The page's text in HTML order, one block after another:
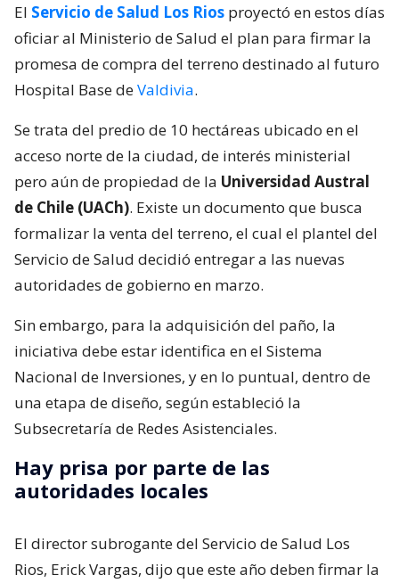
El Servicio de Salud Los Rios proyectó en estos días
oficiar al Ministerio de Salud el plan para firmar la
promesa de compra del terreno destinado al futuro
Hospital Base deValdivia.
Se trata del predio de 10 hectáreas ubicado en el
acceso norte de la ciudad, de interés ministerial
pero aún de propiedad de la Universidad Austral
de Chile (UACh). Existe un documento que busca
formalizar la venta del terreno, el cual el plantel del
Servicio de Salud decidió entregar a las nuevas
autoridades de gobierno en marzo.
Sin embargo, para la adquisición del paño, la
iniciativa debe estar identifica en el Sistema
Nacional de Inversiones, y en lo puntual, dentro de
una etapa de diseño, según estableció la
Subsecretaría de Redes Asistenciales.
Hay prisa por parte de las
autoridades locales
El director subrogante del Servicio de Salud Los
Rios, Erick Vargas, dijo que este año deben firmar la